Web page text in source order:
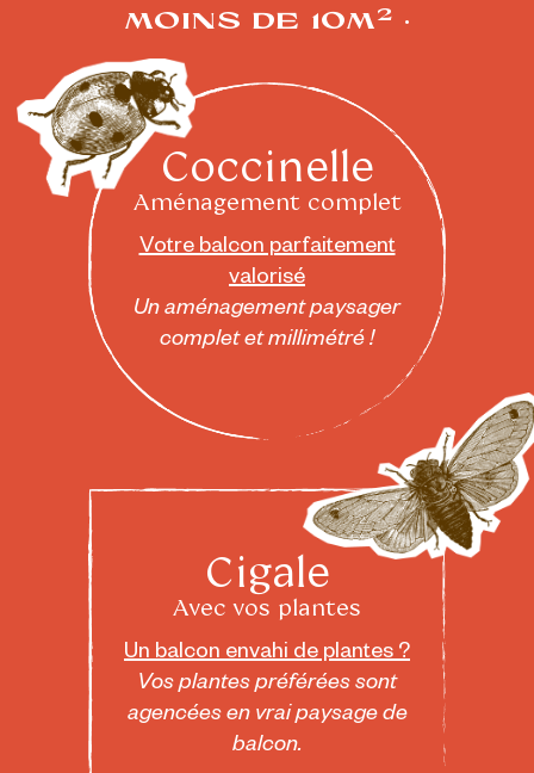
MOINS DE 10M2
Coccinelle
Aménagement complet
Votre balcon parfaitement
valorisé
Un aménagement paysager
complet et millimétré !
Cigale
Avec vos plantes
Un balcon envahi de plantes ?
Vos plantes préférées sont
agencées en vrai paysage de
balcon.